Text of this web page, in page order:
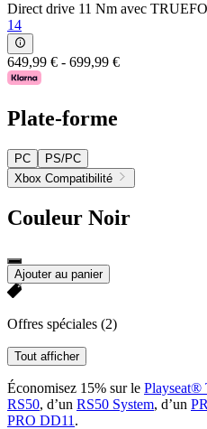
Direct drive 11 Nm avec
14
649,99 € - 699,99 €
Plate-forme
PC
PS/PC
Xbox Compatibilité
Couleur Noir
Ajouter au panier
Offres spéciales (2)
Tout afficher
Économisez 15% sur le Playseat®
RS50, d’un RS50 System, d’un
PRO DD11 .